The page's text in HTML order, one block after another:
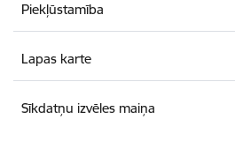
Piekļūstamība
Lapas karte
Sīkdatņu izvēles maiņa